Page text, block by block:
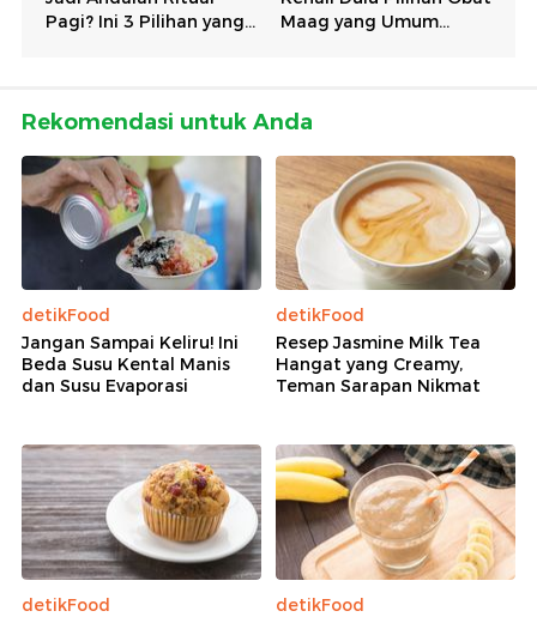
Rekomendasi untuk Anda
detikFood
Jangan Sampai Keliru! Ini
Beda Susu Kental Manis
dan Susu Evaporasi
detikFood
Resep Jasmine Milk Tea
Hangat yang Creamy,
Teman Sarapan Nikmat
detikFood
detikFood